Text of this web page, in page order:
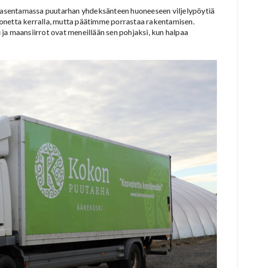
puutarhan yhdeksänteen huoneeseen viljelypöytiä
kerralla, mutta päätimme porrastaa rakentamisen.
maansiirrot ovat meneillään sen pohjaksi, kun halpaa